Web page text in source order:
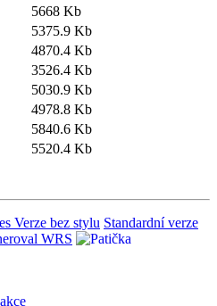
5668 Kb
5375.9 Kb
4870.4 Kb
3526.4 Kb
5030.9 Kb
4978.8 Kb
5840.6 Kb
5520.4 Kb
Verze bez stylu Standardní verze
WRS